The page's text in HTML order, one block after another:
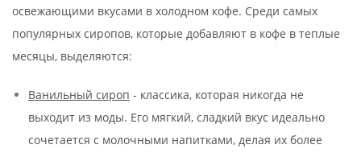
освежающими вкусами в холодном кофе. Среди самых
популярных сиропов, которые добавляют в кофе в теплые
месяцы, выделяются:
Ванильный сироп - классика, которая никогда не
выходит из моды. Его мягкий, сладкий вкус идеально
сочетается с молочными напитками, делая их более